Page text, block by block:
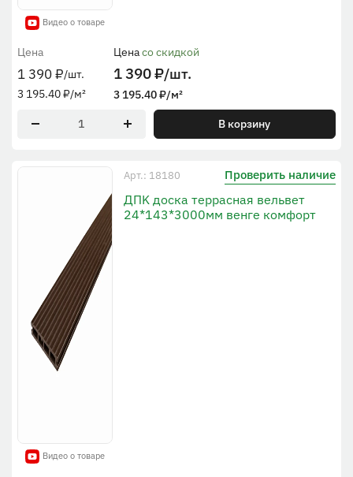
Видео о товаре
Цена
1 390₽/шт.
3 195.40₽/м²
Ценасо скидкой
1 390₽/шт.
3 195.40₽/м²
В корзину
Видео о товаре
Арт.: 18180 Проверить наличие
ДПK доска террасная вельвет
24*143*3000мм венге комфорт